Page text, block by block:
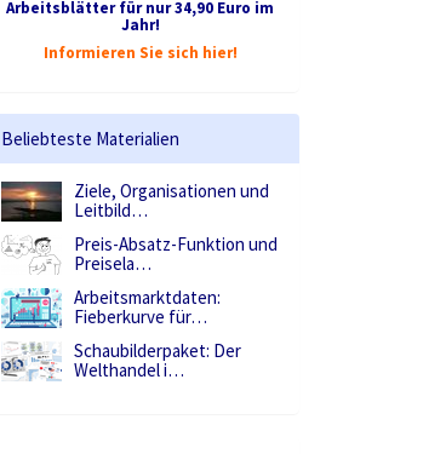
Arbeitsblätter für nur 34,90 Euro im
Jahr!
Informieren Sie sich hier!
Beliebteste Materialien
Ziele, Organisationen und
Leitbild…
Preis-Absatz-Funktion und
Preisela…
Arbeitsmarktdaten:
Fieberkurve für…
Schaubilderpaket: Der
Welthandel i…